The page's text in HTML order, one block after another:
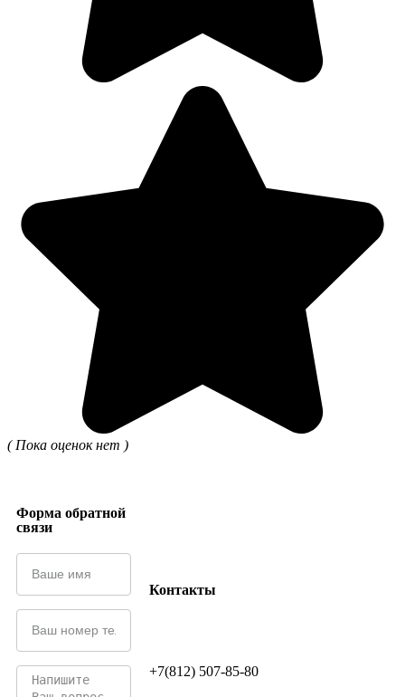
( Пока оценок нет )
Форма обратной
связи
Контакты
+7(812) 507-85-80